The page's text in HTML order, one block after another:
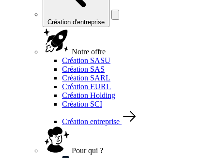
Création d'entreprise
Notre offre
Création SASU
Création SAS
Création SARL
Création EURL
Création Holding
Création SCI
Création entreprise
Pour qui ?